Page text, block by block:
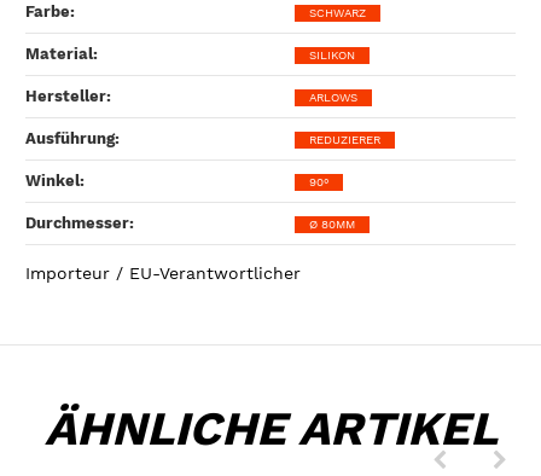
Farbe‍: SCHWARZ
Material‍: SILIKON
Hersteller‍: ARLOWS
Ausführung‍: REDUZIERER
Winkel‍: 90°
Durchmesser‍: Ø 80MM
Importeur / EU-Verantwortlicher
ÄHNLICHE ARTIKEL